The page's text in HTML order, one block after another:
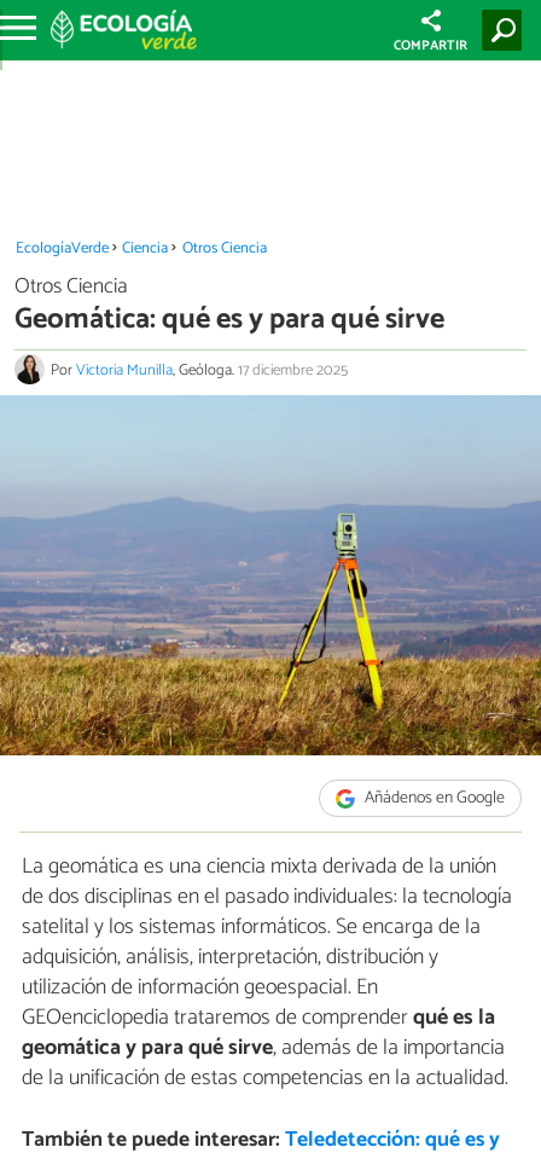
COMPARTIR
EcologíaVerde Ciencia Otros Ciencia
Otros Ciencia
Geomática: qué es y para qué sirve
PorVictoria Munilla, Geóloga.17 diciembre 2025
Añádenos en Google
La geomática es una ciencia mixta derivada de la unión
de dos disciplinas en el pasado individuales: la tecnología
satelital y los sistemas informáticos. Se encarga de la
adquisición, análisis, interpretación, distribución y
utilización de información geoespacial. En
GEOenciclopedia trataremos de comprenderqué es la
geomática y para qué sirve, además de la importancia
de la unificación de estas competencias en la actualidad.
También te puede interesar:Teledetección: qué es y